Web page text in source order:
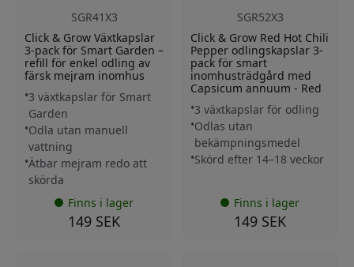
SGR41X3
Click & Grow Växtkapslar
3-pack för Smart Garden –
refill för enkel odling av
färsk mejram inomhus
3 växtkapslar för Smart
Garden
Odla utan manuell
vattning
Ätbar mejram redo att
skörda
Finns i lager
149 SEK
SGR52X3
Click & Grow Red Hot Chili
Pepper odlingskapslar 3-
pack för smart
inomhusträdgård med
Capsicum annuum - Red
3 växtkapslar för odling
Odlas utan
bekämpningsmedel
Skörd efter 14–18 veckor
Finns i lager
149 SEK